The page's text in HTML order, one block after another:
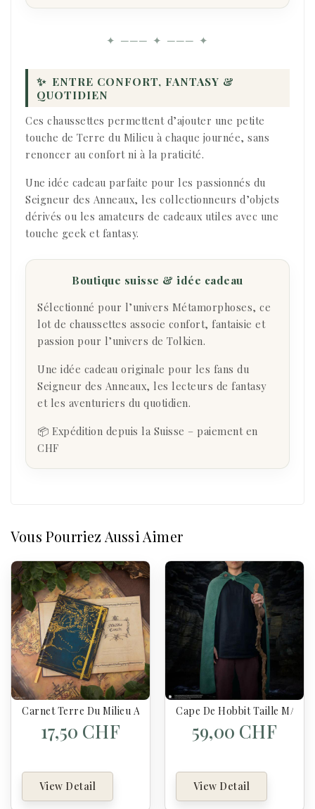
✦ ─── ✦ ─── ✦
✨ ENTRE CONFORT, FANTASY &
QUOTIDIEN
Ces chaussettes permettent d’ajouter une petite
touche de Terre du Milieu à chaque journée, sans
renoncer au confort ni à la praticité.
Une idée cadeau parfaite pour les passionnés du
Seigneur des Anneaux, les collectionneurs d’objets
dérivés ou les amateurs de cadeaux utiles avec une
touche geek et fantasy.
Boutique suisse & idée cadeau
Sélectionné pour l’univers Métamorphoses, ce
lot de chaussettes associe confort, fantaisie et
passion pour l’univers de Tolkien.
Une idée cadeau originale pour les fans du
Seigneur des Anneaux, les lecteurs de fantasy
et les aventuriers du quotidien.
📦 Expédition depuis la Suisse – paiement en
CHF
Vous Pourriez Aussi Aimer
Carnet Terre Du Milieu Avec Carte Incluse - Le Seigneur Des
17,50 CHF
View Detail
Cape De Hobbit Taille M/L -
59,00 CHF
View Detail